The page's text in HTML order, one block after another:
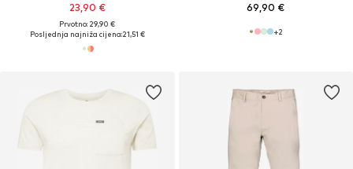
23,90 €
Prvotno: 29,90 €
Posljednja najniža cijena:21,51 €
69,90 €
+2